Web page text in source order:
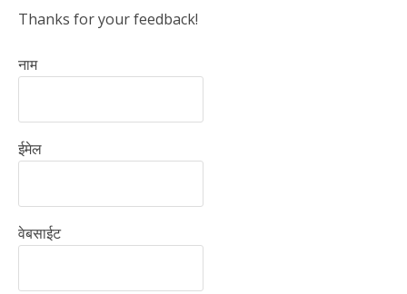
Thanks for your feedback!
नाम
ईमेल
वेबसाईट